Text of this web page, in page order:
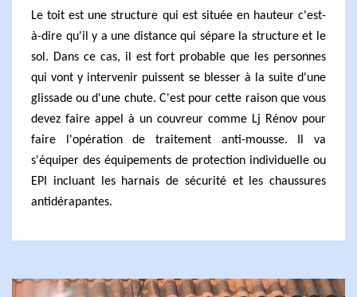
Le toit est une structure qui est située en hauteur c'est-
à-dire qu'il y a une distance qui sépare la structure et le
sol. Dans ce cas, il est fort probable que les personnes
qui vont y intervenir puissent se blesser à la suite d'une
glissade ou d'une chute. C'est pour cette raison que vous
devez faire appel à un couvreur comme Lj Rénov pour
faire l'opération de traitement anti-mousse. Il va
s'équiper des équipements de protection individuelle ou
EPI incluant les harnais de sécurité et les chaussures
antidérapantes.